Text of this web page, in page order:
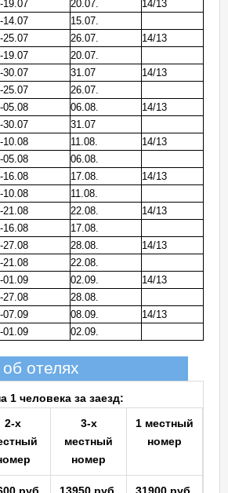
19.07 20.07.
14/13
14.07
15.07.
25.07 26.07.
14/13
19.07
20.07.
30.07 31.07
14/13
25.07
26.07.
05.08 06.08.
14/13
30.07
31.07
10.08 11.08.
14/13
05.08
06.08.
16.08 17.08.
14/13
10.08
11.08.
21.08 22.08.
14/13
16.08
17.08.
27.08 28.08.
14/13
21.08
22.08.
01.09 02.09.
14/13
27.08
28.08.
07.09 08.09.
14/13
01.09 02.09.
отелях
1 человека за заезд:
2-х
3-х
местный
номер
1 местный
номер